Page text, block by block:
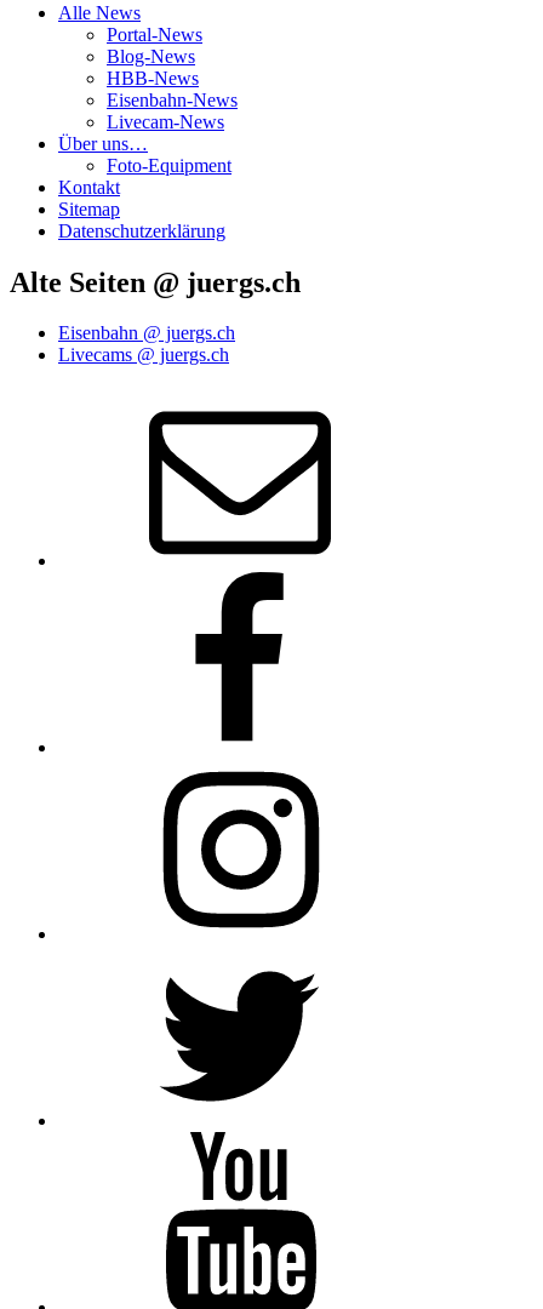
Alle News
Portal-News
Blog-News
HBB-News
Eisenbahn-News
Livecam-News
Über uns…
Foto-Equipment
Kontakt
Sitemap
Datenschutzerklärung
Alte Seiten @ juergs.ch
Eisenbahn @ juergs.ch
Livecams @ juergs.ch